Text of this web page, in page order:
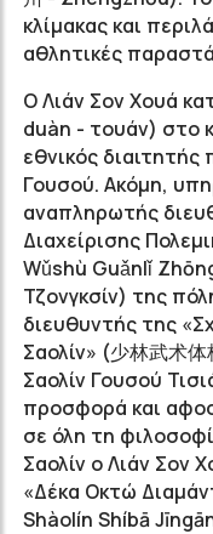
κλίμακας και
αθλητικές
Ο Λιάν Σον Χουά
duàn - τουάν) στο
εθνικός
Γουσού. Ακόμη,
αναπληρωτής
Διαχείρισης
Wǔshù Guǎnlǐ
Τζονγκσίν) της
διευθυντής της
Σαολίν» (少林武术体
Σαολίν Γουσού
προσφορά και
σε όλη τη
Σαολίν ο Λιάν Σον
«Δέκα Οκτώ
Shàolín Shíbā